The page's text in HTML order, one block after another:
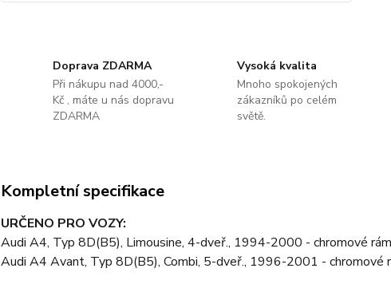
Doprava ZDARMA
Při nákupu nad 4000,-
Kč , máte u nás dopravu
ZDARMA
Vysoká kvalita
Mnoho spokojených
zákazníků po celém
světě.
Kompletní specifikace
URČENO PRO VOZY:
Audi A4, Typ 8D(B5), Limousine, 4-dveř., 1994-2000 - chromové
Audi A4 Avant, Typ 8D(B5), Combi, 5-dveř., 1996-2001 - chromové